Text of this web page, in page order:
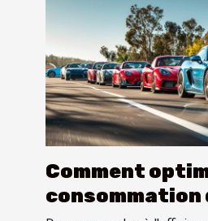
Comment
consommation